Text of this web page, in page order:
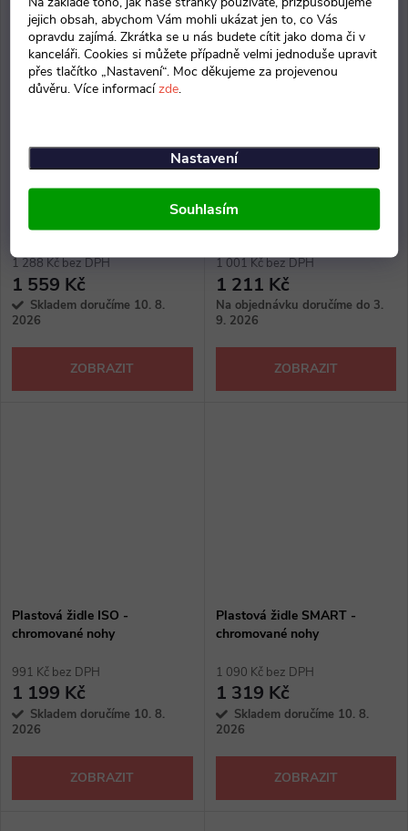
jejich obsah, abychom Vám mohli ukázat jen to, co Vás
opravdu zajímá. Zkrátka se u nás budete cítit jako doma či v
kanceláři. Cookies si můžete případně velmi jednoduše upravit
přes tlačítko „Nastavení“. Moc děkujeme za projevenou
důvěru. Více informacízde.
Nastavení
Souhlasím
Konferenční židle Viva Mesh -
černé nohy
1 288 Kč bez DPH
1 559 Kč
Skladem doručíme 10. 8.
2026
ZOBRAZIT
Konferenční židle Troy I - černé
1 001 Kč bez DPH
1 211 Kč
Na objednávku doručíme do 3.
9. 2026
ZOBRAZIT
Plastová židle ISO -
chromované nohy
991 Kč bez DPH
1 199 Kč
Skladem doručíme 10. 8.
2026
ZOBRAZIT
Plastová židle SMART -
chromované nohy
1 090 Kč bez DPH
1 319 Kč
Skladem doručíme 10. 8.
2026
ZOBRAZIT